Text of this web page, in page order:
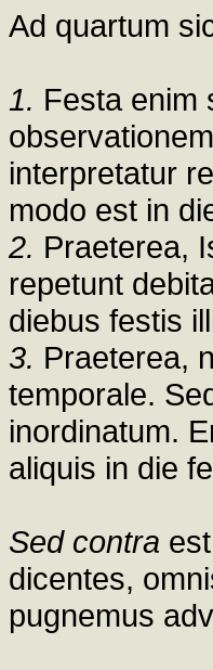
Ad quartum
1. Festa enim
interpretatur
modo est in
2. Praeterea,
repetunt
diebus festis
3. Praeterea,
temporale.
inordinatum.
aliquis in die
Sed contra
dicentes,
pugnemus